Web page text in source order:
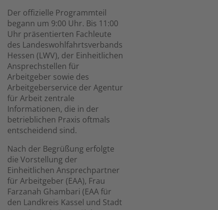
Der offizielle Programmteil
begann um 9:00 Uhr. Bis 11:00
Uhr präsentierten Fachleute
des Landeswohlfahrtsverbands
Hessen (LWV), der Einheitlichen
Ansprechstellen für
Arbeitgeber sowie des
Arbeitgeberservice der Agentur
für Arbeit zentrale
Informationen, die in der
betrieblichen Praxis oftmals
entscheidend sind.
Nach der Begrüßung erfolgte
die Vorstellung der
Einheitlichen Ansprechpartner
für Arbeitgeber (EAA), Frau
Farzanah Ghambari (EAA für
den Landkreis Kassel und Stadt